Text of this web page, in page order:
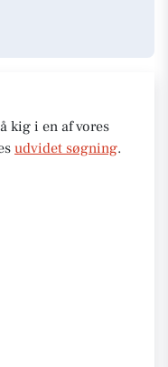
kig i en af vores
udvidet søgning.